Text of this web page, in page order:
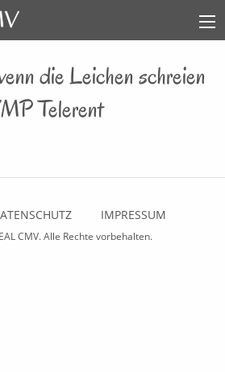
die Leichen schreien
Telerent
IMPRESSUM
CMV. Alle Rechte vorbehalten.